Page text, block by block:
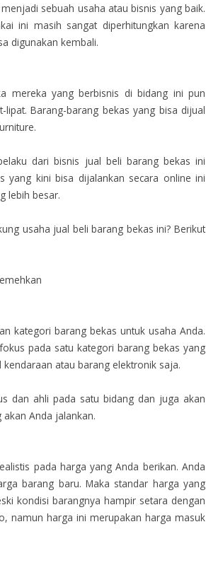
sebuah usaha atau bisnis yang baik.
ini masih sangat diperhitungkan karena
digunakan kembali.
mereka yang berbisnis di bidang ini pun
Barang-barang bekas yang bisa dijual
dari bisnis jual beli barang bekas ini
yang kini bisa dijalankan secara online ini
lebih besar.
usaha jual beli barang bekas ini? Berikut
kategori barang bekas untuk usaha Anda.
pada satu kategori barang bekas yang
atau barang elektronik saja.
dan ahli pada satu bidang dan juga akan
Anda jalankan.
pada harga yang Anda berikan. Anda
barang baru. Maka standar harga yang
kondisi barangnya hampir setara dengan
namun harga ini merupakan harga masuk